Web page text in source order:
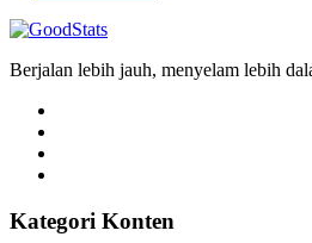
Berjalan lebih jauh, menyelam lebih
Kategori Konten